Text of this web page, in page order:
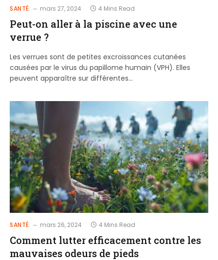
SANTÉ mars 27, 2024 4 Mins Read
Peut-on aller à la piscine avec une
verrue ?
Les verrues sont de petites excroissances cutanées
causées par le virus du papillome humain (VPH). Elles
peuvent apparaître sur différentes…
SANTÉ mars 26, 2024 4 Mins Read
Comment lutter efficacement contre les
mauvaises odeurs de pieds